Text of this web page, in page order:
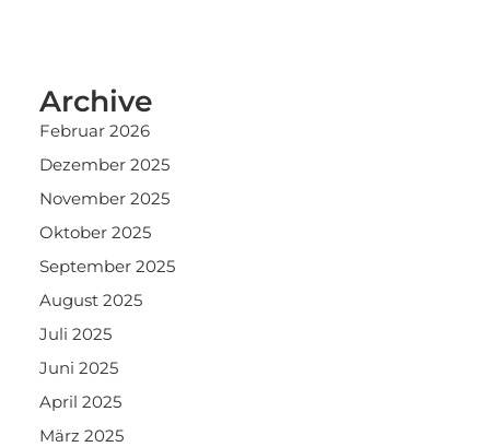
Archive
Februar 2026
Dezember 2025
November 2025
Oktober 2025
September 2025
August 2025
Juli 2025
Juni 2025
April 2025
März 2025